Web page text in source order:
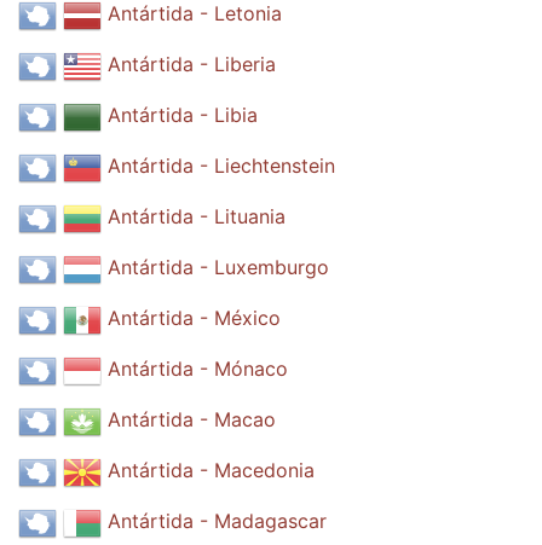
Antártida - Letonia
Antártida - Liberia
Antártida - Libia
Antártida - Liechtenstein
Antártida - Lituania
Antártida - Luxemburgo
Antártida - México
Antártida - Mónaco
Antártida - Macao
Antártida - Macedonia
Antártida - Madagascar